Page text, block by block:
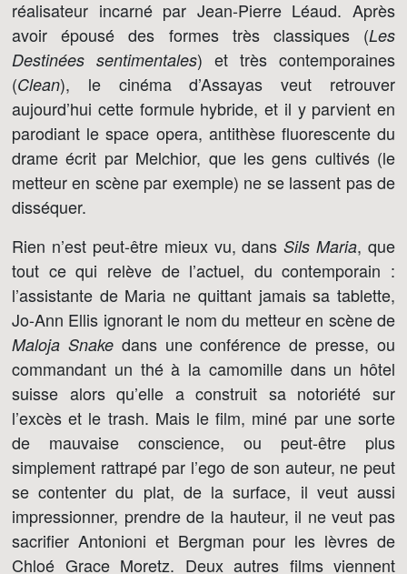
réalisateur incarné par Jean-Pierre Léaud. Après
avoir épousé des formes très classiques (Les
Destinées sentimentales) et très contemporaines
(Clean), le cinéma d’Assayas veut retrouver
aujourd’hui cette formule hybride, et il y parvient en
parodiant le space opera, antithèse fluorescente du
drame écrit par Melchior, que les gens cultivés (le
metteur en scène par exemple) ne se lassent pas de
disséquer.
Rien n’est peut-être mieux vu, dansSils Maria, que
tout ce qui relève de l’actuel, du contemporain :
l’assistante de Maria ne quittant jamais sa tablette,
Jo-Ann Ellis ignorant le nom du metteur en scène de
Maloja Snakedans une conférence de presse, ou
commandant un thé à la camomille dans un hôtel
suisse alors qu’elle a construit sa notoriété sur
l’excès et le trash. Mais le film, miné par une sorte
de mauvaise conscience, ou peut-être plus
simplement rattrapé par l’ego de son auteur, ne peut
se contenter du plat, de la surface, il veut aussi
impressionner, prendre de la hauteur, il ne veut pas
sacrifier Antonioni et Bergman pour les lèvres de
Chloé Grace Moretz. Deux autres films viennent